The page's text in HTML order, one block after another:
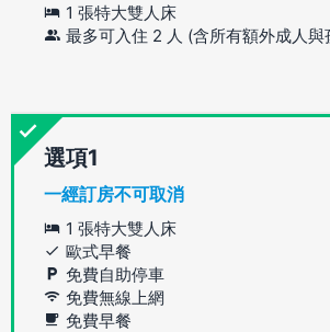
1 張特大雙人床
最多可入住 2 人 (含所有額外成人與
選項
一經訂房不可取消
1 張特大雙人床
歐式早餐
免費自助停車
免費無線上網
免費早餐